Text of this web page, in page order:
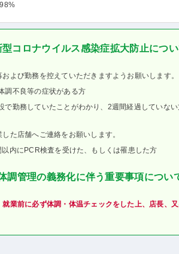
型コロナウイルス感染症拡大防止につ
よび勤務を控えていただきますようお願いします。
調不良等の症状がある方
で勤務していたことがわかり、2週間経過していな
た店舗へご連絡をお願いします。
内にPCR検査を受けた、もしくは罹患した方
調管理の義務化に伴う重要事項につい
就業前に必ず体調・体温チェックをした上、店長、